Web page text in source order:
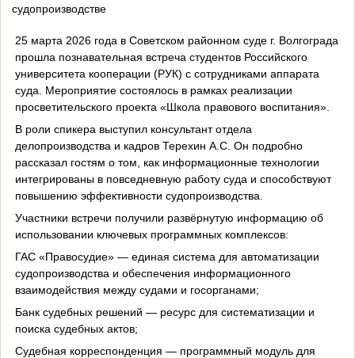
судопроизводстве
25 марта 2026 года в Советском районном суде г. Волгограда
прошла познавательная встреча студентов Российского
университета кооперации (РУК) с сотрудниками аппарата
суда. Мероприятие состоялось в рамках реализации
просветительского проекта «Школа правового воспитания».
В роли спикера выступил консультант отдела
делопроизводства и кадров Терехин А.С. Он подробно
рассказал гостям о том, как информационные технологии
интегрированы в повседневную работу суда и способствуют
повышению эффективности судопроизводства.
Участники встречи получили развёрнутую информацию об
использовании ключевых программных комплексов:
ГАС «Правосудие» — единая система для автоматизации
судопроизводства и обеспечения информационного
взаимодействия между судами и госорганами;
Банк судебных решений — ресурс для систематизации и
поиска судебных актов;
Судебная корреспонденция — программный модуль для